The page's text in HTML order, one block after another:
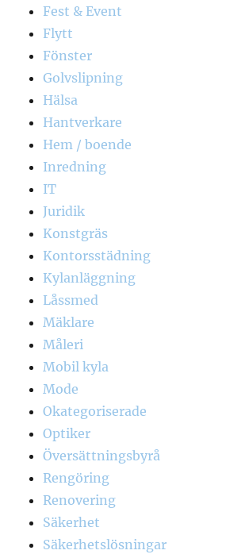
Fest & Event
Flytt
Fönster
Golvslipning
Hälsa
Hantverkare
Hem / boende
Inredning
IT
Juridik
Konstgräs
Kontorsstädning
Kylanläggning
Låssmed
Mäklare
Måleri
Mobil kyla
Mode
Okategoriserade
Optiker
Översättningsbyrå
Rengöring
Renovering
Säkerhet
Säkerhetslösningar